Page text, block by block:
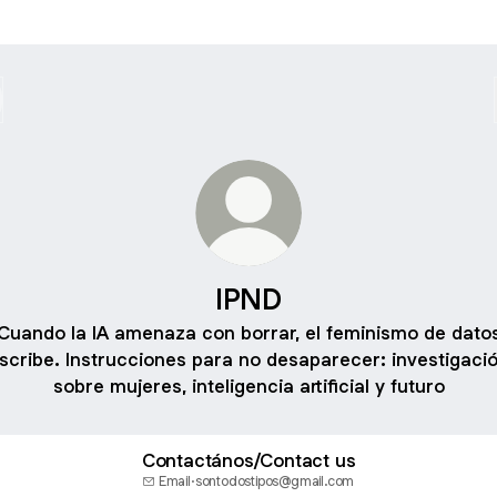
IPND
la IA amenaza con borrar, el feminismo de
Instrucciones para no desaparecer:
sobre mujeres, inteligencia artificial y futuro
Contactános/Contact us
Email·sontodostipos@gmail.com